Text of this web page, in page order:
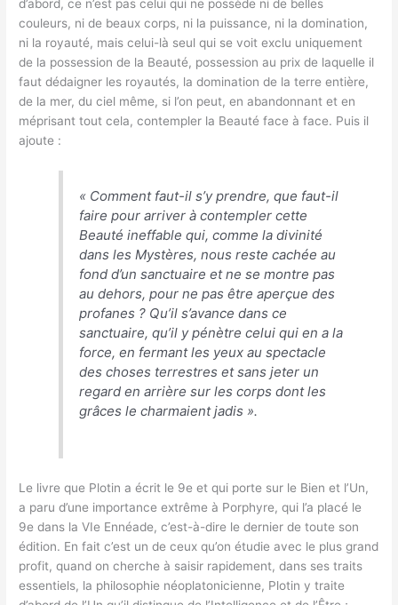
d’abord, ce n’est pas celui qui ne possède ni de belles
couleurs, ni de beaux corps, ni la puissance, ni la domination,
ni la royauté, mais celui-là seul qui se voit exclu uniquement
de la possession de la Beauté, possession au prix de laquelle il
faut dédaigner les royautés, la domination de la terre entière,
de la mer, du ciel même, si l’on peut, en abandonnant et en
méprisant tout cela, contempler la Beauté face à face. Puis il
ajoute :
« Comment faut-il s’y prendre, que faut-il
faire pour arriver à contempler cette
Beauté ineffable qui, comme la divinité
dans les Mystères, nous reste cachée au
fond d’un sanctuaire et ne se montre pas
au dehors, pour ne pas être aperçue des
profanes ? Qu’il s’avance dans ce
sanctuaire, qu’il y pénètre celui qui en a la
force, en fermant les yeux au spectacle
des choses terrestres et sans jeter un
regard en arrière sur les corps dont les
grâces le charmaient jadis ».
Le livre que Plotin a écrit le 9e et qui porte sur le Bien et l’Un,
a paru d’une importance extrême à Porphyre, qui l’a placé le
9e dans la VIe Ennéade, c’est-à-dire le dernier de toute son
édition. En fait c’est un de ceux qu’on étudie avec le plus grand
profit, quand on cherche à saisir rapidement, dans ses traits
essentiels, la philosophie néoplatonicienne, Plotin y traite